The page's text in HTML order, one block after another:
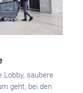
Lobby, saubere
geht, bei den